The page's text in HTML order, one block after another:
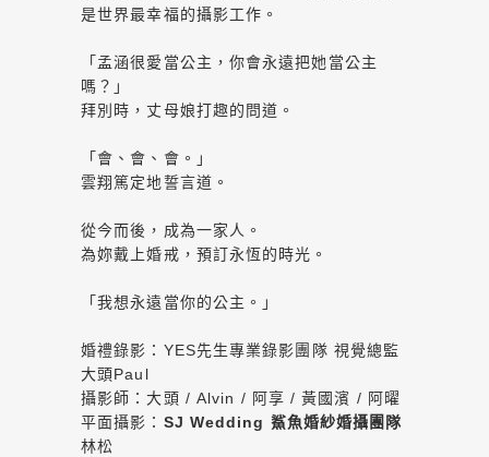
是世界最幸福的攝影工作。
「孟涵很愛當公主，你會永遠把她當公主
嗎？」
拜別時，丈母娘打趣的問道。
「會、會、會。」
雲翔篤定地誓言道。
從今而後，成為一家人。
為妳戴上婚戒，預訂永恆的時光。
「我想永遠當你的公主。」
婚禮錄影：YES先生專業錄影團隊 視覺總監
大頭Paul
攝影師：大頭 / Alvin / 阿享 / 黃國濱 / 阿曜
平面攝影： SJ Wedding 鯊魚婚紗婚攝團隊
林松